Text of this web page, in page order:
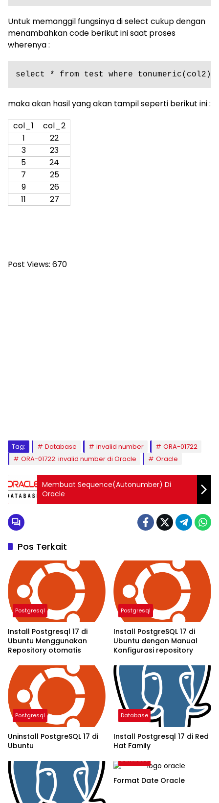
Untuk memanggil fungsinya di select cukup dengan
menambahkan code berikut ini saat proses
wherenya :
select * from test where tonumeric(col2)
maka akan hasil yang akan tampil seperti berikut ini :
col_1
col_2
1
22
3
23
5
24
7
25
9
26
11
27
Post Views: 670
Tag: Database invalid number
ORA-01722
ORA-01722: invalid number di Oracle
Oracle
Membuat Sequence(Autonumber) Di
Oracle
Pos Terkait
Postgresql
Install Postgresql 17 di
Ubuntu Menggunakan
Repository otomatis
Postgresql
Install PostgreSQL 17 di
Ubuntu dengan Manual
Konfigurasi repository
Postgresql
Uninstall PostgreSQL 17 di
Ubuntu
Database
Install Postgresql 17 di Red
Hat Family
Database
Format Date Oracle